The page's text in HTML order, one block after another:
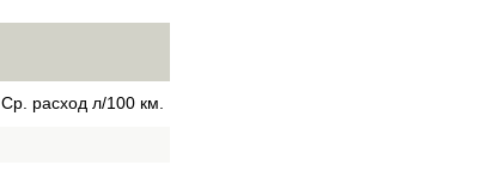
Ср. расход л/100 км.